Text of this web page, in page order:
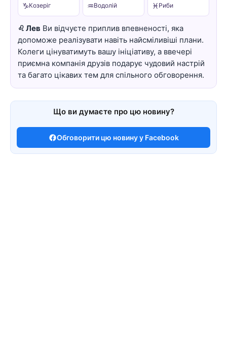
♑Козеріг ♒Водолій ♓ Риби
♌ Лев Ви відчуєте приплив впевненості, яка
допоможе реалізувати навіть найсміливіші плани.
Колеги цінуватимуть вашу ініціативу, а ввечері
приємна компанія друзів подарує чудовий настрій
та багато цікавих тем для спільного обговорення.
Що ви думаєте про цю новину?
Обговорити цю новину у Facebook